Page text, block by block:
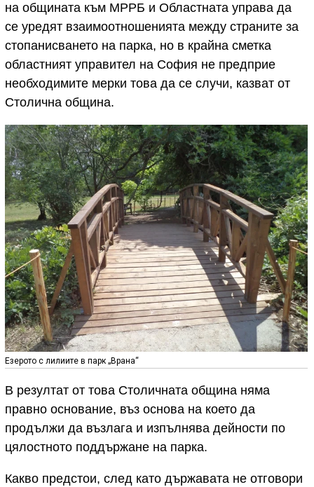
на общината към МРРБ и Областната управа да
се уредят взаимоотношенията между страните за
стопанисването на парка, но в крайна сметка
областният управител на София не предприе
необходимите мерки това да се случи, казват от
Столична община.
Езерото с лилиите в парк „Врана“
В резултат от това Столичната община няма
правно основание, въз основа на което да
продължи да възлага и изпълнява дейности по
цялостното поддържане на парка.
Какво предстои, след като държавата не отговори